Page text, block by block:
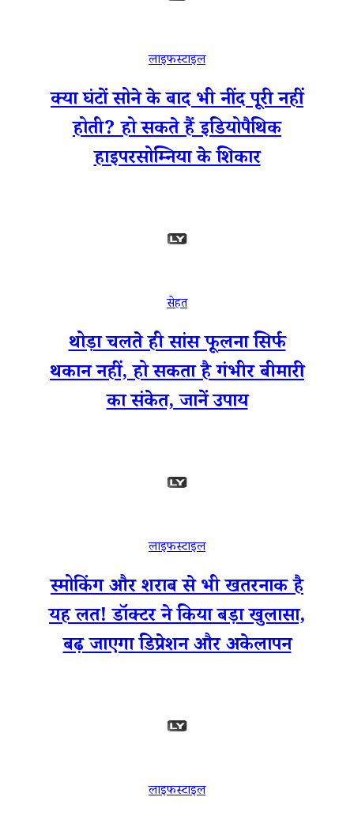
लाइफस्टाइल
क्या घंटों सोने के बाद भी नींद पूरी नहीं
होती? हो सकते हैं इडियोपैथिक
हाइपरसोम्निया के शिकार
सेहत
थोड़ा चलते ही सांस फूलना सिर्फ
थकान नहीं, हो सकता है गंभीर बीमारी
का संकेत, जानें उपाय
लाइफस्टाइल
स्मोकिंग और शराब से भी खतरनाक है
यह लत! डॉक्टर ने किया बड़ा खुलासा,
बढ़ जाएगा डिप्रेशन और अकेलापन
लाइफस्टाइल